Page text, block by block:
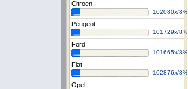
Citroen
102080x/8%
Peugeot
101729x/8%
Ford
101665x/8%
Fiat
102876x/8%
Opel